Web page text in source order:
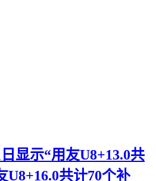
显示“用友U8+13.0共
U8+16.0共计70个补